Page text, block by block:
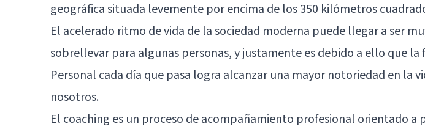
geográfica situada levemente por encima de los 350 kilómetros
El acelerado ritmo de vida de la sociedad moderna puede llegar a ser
sobrellevar para algunas personas, y justamente es debido a ello que la
Personal cada día que pasa logra alcanzar una mayor notoriedad en la
nosotros.
El coaching es un proceso de acompañamiento profesional orientado a